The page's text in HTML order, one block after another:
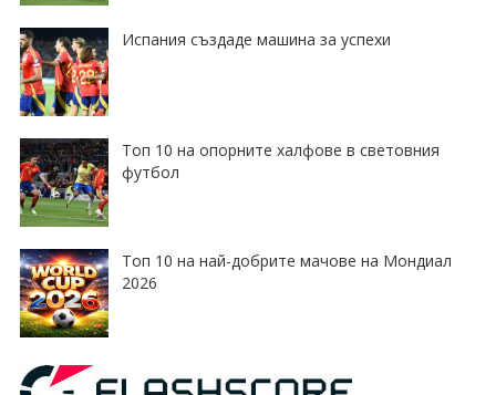
Испания създаде машина за успехи
Топ 10 на опорните халфове в световния
футбол
Топ 10 на най-добрите мачове на Мондиал
2026